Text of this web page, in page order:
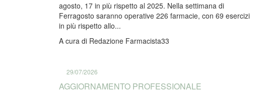
agosto, 17 in più rispetto al 2025. Nella settimana di
Ferragosto saranno operative 226 farmacie, con 69 esercizi
in più rispetto allo...
A cura di Redazione Farmacista33
29/07/2026
AGGIORNAMENTO PROFESSIONALE